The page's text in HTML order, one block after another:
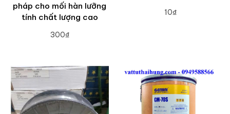
pháp cho mối hàn lưỡng
tính chất lượng cao
300₫
10₫